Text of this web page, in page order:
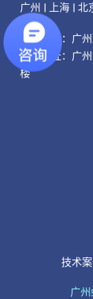
广州 | 上海 | 北
公司名称： 广
总部地址：广
楼
技术
广